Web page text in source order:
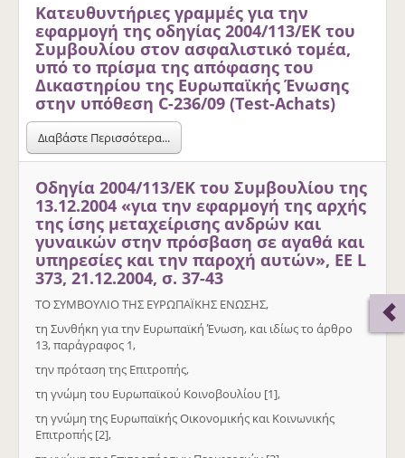
Κατευθυντήριες γραμμές για την
εφαρμογή της οδηγίας 2004/113/ΕΚ του
Συμβουλίου στον ασφαλιστικό τομέα,
υπό το πρίσμα της απόφασης του
Δικαστηρίου της Ευρωπαϊκής Ένωσης
στην υπόθεση C-236/09 (Test-Achats)
Διαβάστε Περισσότερα...
Οδηγία 2004/113/ΕΚ του Συμβουλίου της
13.12.2004 «για την εφαρμογή της αρχής
της ίσης μεταχείρισης ανδρών και
γυναικών στην πρόσβαση σε αγαθά και
υπηρεσίες και την παροχή αυτών», ΕΕ L
373, 21.12.2004, σ. 37-43
ΤΟ ΣΥΜΒΟΥΛΙΟ ΤΗΣ ΕΥΡΩΠΑΪΚΗΣ ΕΝΩΣΗΣ,
τη Συνθήκη για την Ευρωπαϊκή Ένωση, και ιδίως το άρθρο
13, παράγραφος 1,
την πρόταση της Επιτροπής,
τη γνώμη του Ευρωπαϊκού Κοινοβουλίου [1],
τη γνώμη της Ευρωπαϊκής Οικονομικής και Κοινωνικής
Επιτροπής [2],